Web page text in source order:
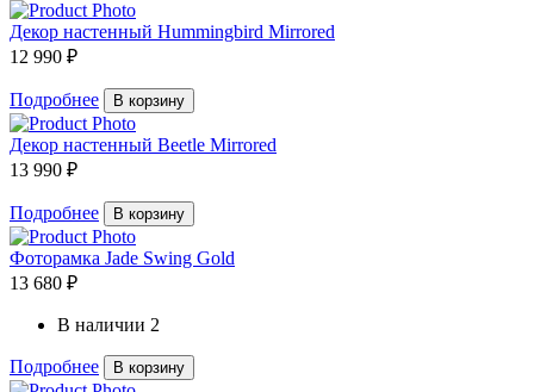
Декор настенный Hummingbird Mirrored
12 990 ₽
Подробнее В корзину
Декор настенный Beetle Mirrored
13 990 ₽
Подробнее В корзину
Фоторамка Jade Swing Gold
13 680 ₽
В наличии 2
Подробнее В корзину